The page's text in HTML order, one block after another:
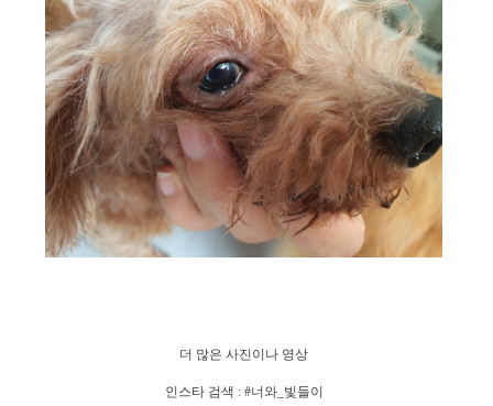
더 많은 사진이나 영상
인스타 검색 : #너와_ 빛들이